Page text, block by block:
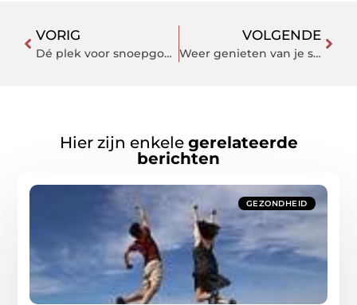
VORIG
Dé plek voor snoepgoed
VOLGENDE
Weer genieten van je sanitair
Hier zijn enkele gerelateerde
berichten
GEZONDHEID